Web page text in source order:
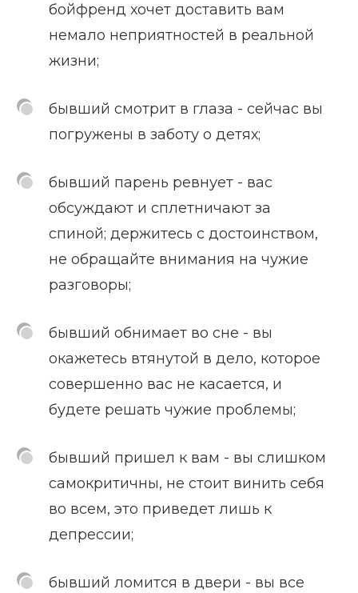
бойфренд хочет доставить вам
немало неприятностей в реальной
жизни;
бывший смотрит в глаза - сейчас вы
погружены в заботу о детях;
бывший парень ревнует - вас
обсуждают и сплетничают за
спиной; держитесь с достоинством,
не обращайте внимания на чужие
разговоры;
бывший обнимает во сне - вы
окажетесь втянутой в дело, которое
совершенно вас не касается, и
будете решать чужие проблемы;
бывший пришел к вам - вы слишком
самокритичны, не стоит винить себя
во всем, это приведет лишь к
депрессии;
бывший ломится в двери - вы все